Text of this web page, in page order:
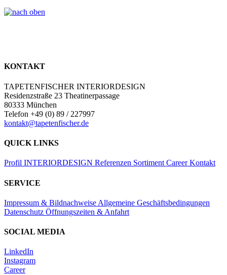
KONTAKT
TAPETENFISCHER INTERIORDESIGN
Residenzstraße 23 Theatinerpassage
80333 München
Telefon +49 (0) 89 / 227997
kontakt@tapetenfischer.de
QUICK LINKS
Profil INTERIORDESIGN Referenzen Sortiment CareerKontakt
SERVICE
Impressum & Bildnachweise Allgemeine Geschäftsbedingungen
Datenschutz Öffnungszeiten & Anfahrt
SOCIAL MEDIA
LinkedIn
Instagram
Career